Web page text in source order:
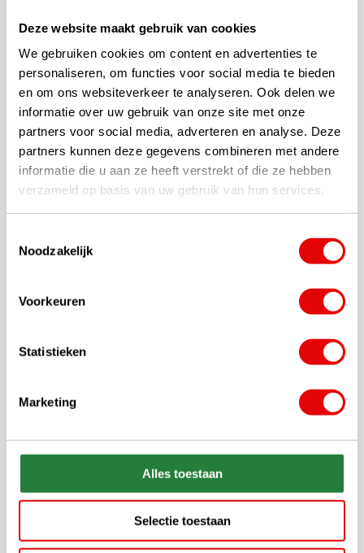
Deze website maakt gebruik van cookies
We gebruiken cookies om content en advertenties te
personaliseren, om functies voor social media te bieden
en om ons websiteverkeer te analyseren. Ook delen we
informatie over uw gebruik van onze site met onze
partners voor social media, adverteren en analyse. Deze
partners kunnen deze gegevens combineren met andere
informatie die u aan ze heeft verstrekt of die ze hebben
verzameld op basis van uw gebruik van hun services.
Noodzakelijk
Voorkeuren
Statistieken
Marketing
Alles toestaan
Selectie toestaan